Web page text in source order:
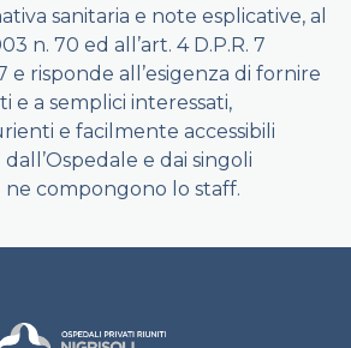
sanitaria e note esplicative, al
n. 70 ed all’art. 4 D.P.R. 7
e risponde all’esigenza di fornire
e a semplici interessati,
e facilmente accessibili
e dai singoli
ne compongono lo staff.